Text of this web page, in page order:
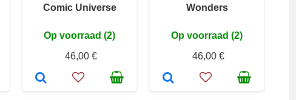
Comic Universe
Op voorraad (2)
46,00 €
Wonders
Op voorraad (2)
46,00 €